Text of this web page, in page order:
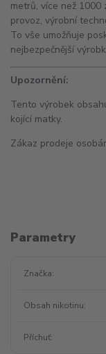
metrů, více než 1000
provoz, výrobní
To vše umožňuje
nejbezpečnější
Upozornění:
Tento výrobek
kojící matky.
Zákaz prodeje
Parametry
Značka
Obsah nikotinu
Příchuť